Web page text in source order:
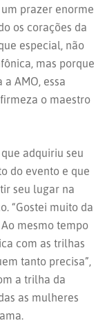
prazer enorme
os corações da
especial, não
mas porque
AMO, essa
o maestro
adquiriu seu
do evento e que
seu lugar na
“Gostei muito da
mesmo tempo
com as trilhas
tanto precisa”,
a trilha da
as mulheres